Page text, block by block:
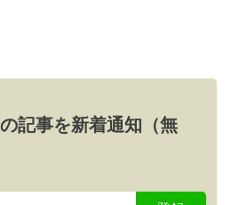
記事を新着通知（無